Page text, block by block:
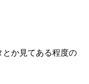
か見てある程度の